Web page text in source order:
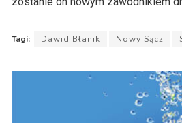
Tagi: Dawid Błanik Nowy Sącz